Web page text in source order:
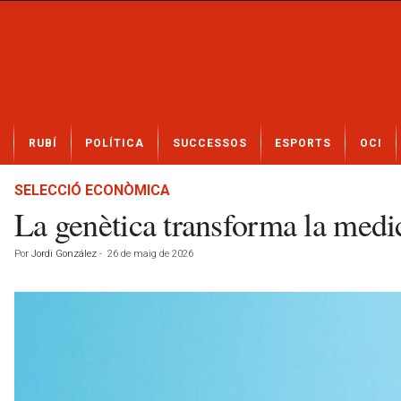
t
RUBÍ POLÍTICA SUCCESSOS ESPORTS OCI
SELECCIÓ ECONÒMICA
La genètica transforma la
Por Jordi González - 26 de maig de 2026